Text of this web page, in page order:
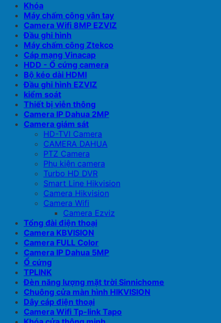
Khóa
Máy chấm công vân tay
Camera Wifi 8MP EZVIZ
Đầu ghi hình
Máy chấm công Ztekco
Cáp mạng Vinacap
HDD - Ổ cứng camera
Bộ kéo dài HDMI
Đầu ghi hình EZVIZ
kiểm soát
Thiết bị viễn thông
Camera IP Dahua 2MP
Camera giám sát
HD-TVI Camera
CAMERA DAHUA
PTZ Camera
Phụ kiện camera
Turbo HD DVR
Smart Line Hikvision
Camera Hikvision
Camera Wifi
Camera Ezviz
Tổng đài điện thoại
Camera KBVISION
Camera FULL Color
Camera IP Dahua 5MP
Ổ cứng
TPLINK
Đèn năng lượng mặt trời Sinnichome
Chuông cửa màn hình HIKVISION
Dây cáp điện thoại
Camera Wifi Tp-link Tapo